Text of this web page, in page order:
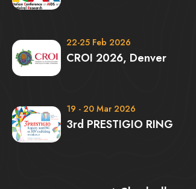
22-25 Feb 2026
CROI 2026, Denver
19 - 20 Mar 2026
3rd PRESTIGIO RING